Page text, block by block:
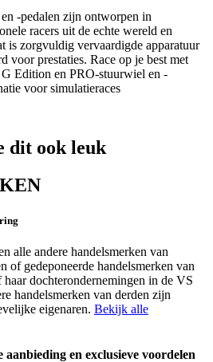
-pedalen zijn ontworpen in
racers uit de echte wereld en
is zorgvuldig vervaardigde apparatuur
voor prestaties. Race op je best met
Edition en PRO-stuurwiel en -
voor simulatieraces
dit ook leuk
alle andere handelsmerken van
of gedeponeerde handelsmerken van
dochterondernemingen in de VS
handelsmerken van derden zijn
eigenaren. Bekijk alle
aanbieding en exclusieve voordelen